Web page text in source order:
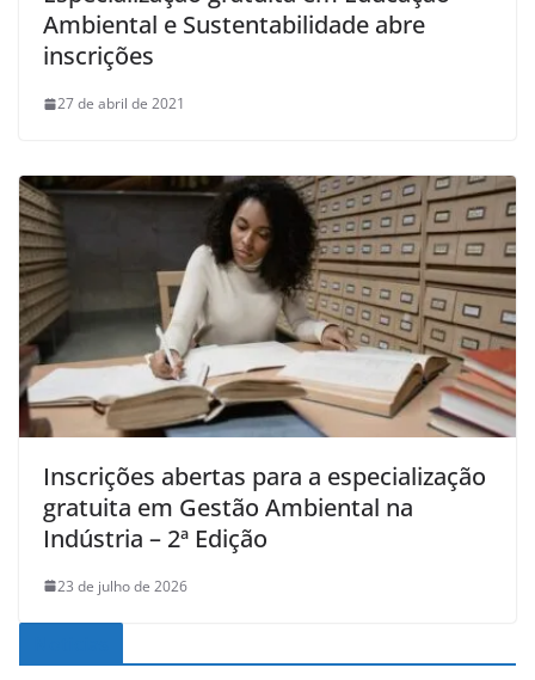
Ambiental e Sustentabilidade abre
inscrições
27 de abril de 2021
Inscrições abertas para a especialização
gratuita em Gestão Ambiental na
Indústria – 2ª Edição
23 de julho de 2026